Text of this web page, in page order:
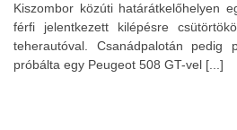
Kiszombor közúti határátkelőhelyen
férfi jelentkezett kilépésre
teherautóval. Csanádpalotán pedig
próbálta egy Peugeot 508 GT-vel [...]